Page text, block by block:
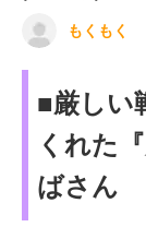
もくもく
■厳しい
くれた
ばさん